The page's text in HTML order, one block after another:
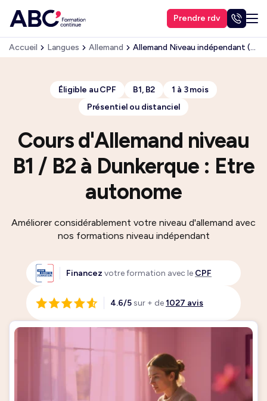
Prendre rdv
Accueil Langues Allemand Allemand Niveau indépendant (B1, B2)
Cours d'Allemand niveau
B1 / B2 à Dunkerque : Etre
autonome
Éligible au CPF B1, B2
1 à 3 mois
Présentiel ou distanciel
Améliorer considérablement votre niveau d'allemand avec
nos formations niveau indépendant
Financez votre formation avec le CPF
4.6/5sur + de1027 avis